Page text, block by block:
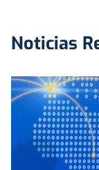
Noticias